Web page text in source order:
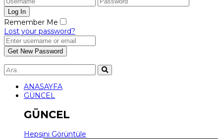
Remember Me
Lost your password?
ANASAYFA
GÜNCEL
GÜNCEL
Hepsini Görüntüle